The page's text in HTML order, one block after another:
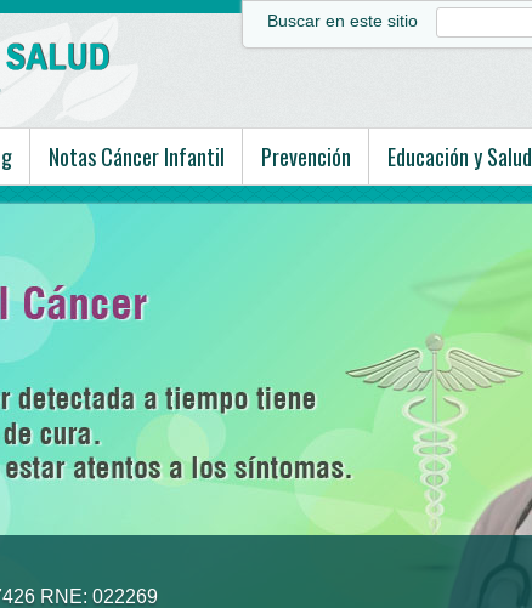
Buscar en este sitio
Notas Cáncer Infantil Prevención Educación y Salud
RNE: 022269